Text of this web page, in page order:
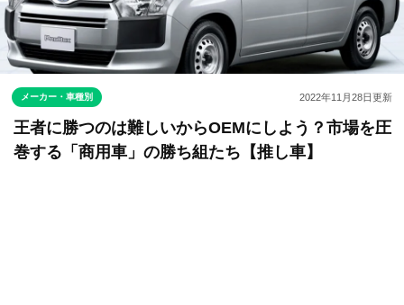
メーカー・車種別 2022年11月28日更新
王者に勝つのは難しいからOEMにしよう？市場を圧
巻する「商用車」の勝ち組たち【推し車】